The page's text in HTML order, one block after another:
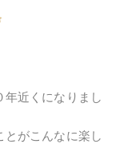
近くになりまし
がこんなに楽し